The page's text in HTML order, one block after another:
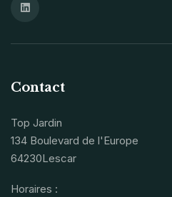
Contact
Top Jardin
134 Boulevard de l'Europe
64230Lescar
Horaires :